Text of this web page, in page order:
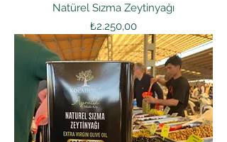
Natürel Sızma Zeytinyağı
Fiyat
₺2.250,00